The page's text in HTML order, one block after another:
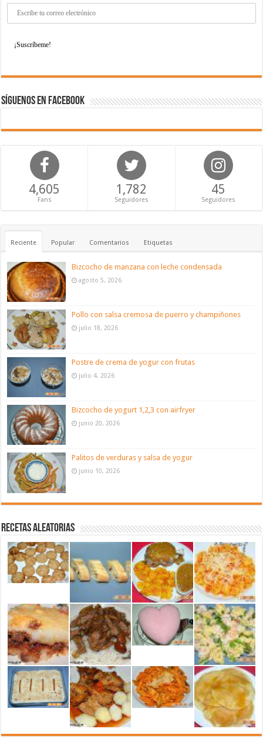
Síguenos en Facebook
4,605
Fans
1,782
Seguidores
45
Seguidores
Reciente Popular Comentarios Etiquetas
Bizcocho de manzana con leche condensada
agosto 5, 2026
Pollo con salsa cremosa de puerro y champiñones
julio 18, 2026
Postre de crema de yogur con frutas
julio 4, 2026
Bizcocho de yogurt 1,2,3 con airfryer
junio 20, 2026
Palitos de verduras y salsa de yogur
junio 10, 2026
Recetas aleatorias